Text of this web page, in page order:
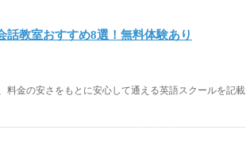
話教室おすすめ8選！無料体験あり
金の安さをもとに安心して通える英語スクールを記載